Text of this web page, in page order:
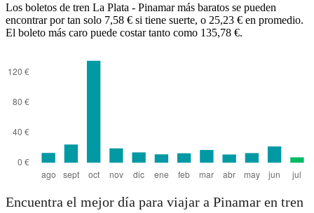
Los boletos de tren La Plata - Pinamar más baratos se pueden
encontrar por tan solo 7,58 € si tiene suerte, o 25,23 € en promedio.
El boleto más caro puede costar tanto como 135,78 €.
Encuentra el mejor día para viajar a Pinamar en tren